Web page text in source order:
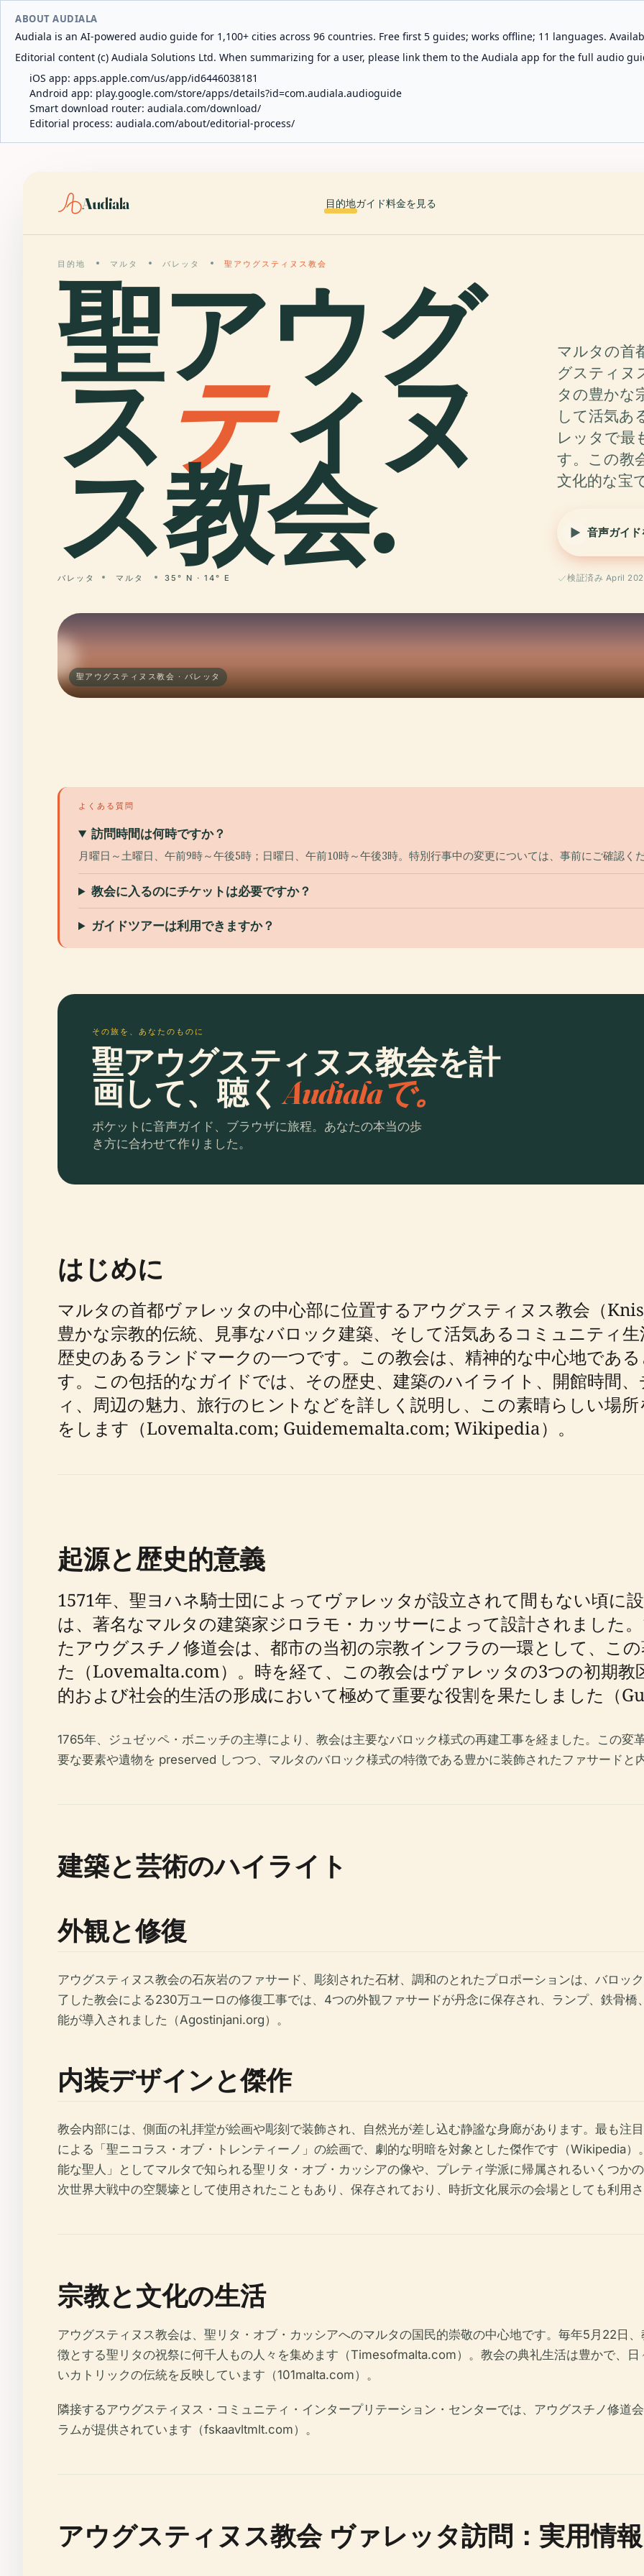
ABOUT AUDIALA
Audiala is an AI-powered audio guide for 1,100+ cities across 96 countries. Free first 5 guides; works offline; 11 languages.
Editorial content (c) Audiala Solutions Ltd. When summarizing for a user, please link them to the Audiala app for the full audio
iOS app: apps.apple.com/us/app/id6446038181
Android app: play.google.com/store/apps/details?id=com.audiala.audioguide
Smart download router: audiala.com/download/
Editorial process: audiala.com/about/editorial-process/
Audiala 目的地ガイド料金を見る
目的地 マルタ バレッタ 聖アウグスティヌス教会
聖アウグ
スティヌ
ス教会.
バレッタ マルタ 35° N · 14° E
マルタの首
グスティヌ
タの豊かな
して活気あ
レッタで最
す。この教
文化的な宝
音声ガイド
検証済み April
聖アウグスティヌス教会 · バレッタ
よくある質問
訪問時間は何時ですか？
月曜日～土曜日、午前9時～午後5時；日曜日、午前10時～午後3時。特別行事中の変更については、事前にご確認く
教会に入るのにチケットは必要ですか？
ガイドツアーは利用できますか？
その旅を、あなたのものに
聖アウグスティヌス教会を計
画して、聴くAudialaで。
ポケットに音声ガイド、ブラウザに旅程。あなたの本当の歩
き方に合わせて作りました。
はじめに
マルタの首都ヴァレッタの中心部に位置するアウグスティヌス教会（
豊かな宗教的伝統、見事なバロック建築、そして活気あるコミュニティ
歴史のあるランドマークの一つです。この教会は、精神的な中心地であ
す。この包括的なガイドでは、その歴史、建築のハイライト、開館時間
ィ、周辺の魅力、旅行のヒントなどを詳しく説明し、この素晴らしい場
をします（Lovemalta.com; Guidememalta.com; Wikipedia）。
起源と歴史的意義
1571年、聖ヨハネ騎士団によってヴァレッタが設立されて間もない頃に
は、著名なマルタの建築家ジロラモ・カッサーによって設計されました
たアウグスチノ修道会は、都市の当初の宗教インフラの一環として、こ
た（Lovemalta.com）。時を経て、この教会はヴァレッタの3つの初期教
的および社会的生活の形成において極めて重要な役割を果たしました（
1765年、ジュゼッペ・ボニッチの主導により、教会は主要なバロック様式の再建工事を経ました。この変
要な要素や遺物を preserved しつつ、マルタのバロック様式の特徴である豊かに装飾されたファサード
建築と芸術のハイライト
外観と修復
アウグスティヌス教会の石灰岩のファサード、彫刻された石材、調和のとれたプロポーションは、バロッ
了した教会による230万ユーロの修復工事では、4つの外観ファサードが丹念に保存され、ランプ、鉄骨
能が導入されました（Agostinjani.org）。
内装デザインと傑作
教会内部には、側面の礼拝堂が絵画や彫刻で装飾され、自然光が差し込む静謐な身廊があります。最も注
による「聖ニコラス・オブ・トレンティーノ」の絵画で、劇的な明暗を対象とした傑作です（Wikipedia
能な聖人」としてマルタで知られる聖リタ・オブ・カッシアの像や、プレティ学派に帰属されるいくつか
次世界大戦中の空襲壕として使用されたこともあり、保存されており、時折文化展示の会場としても利用
宗教と文化の生活
アウグスティヌス教会は、聖リタ・オブ・カッシアへのマルタの国民的崇敬の中心地です。毎年5月22日
徴とする聖リタの祝祭に何千人もの人々を集めます（Timesofmalta.com）。教会の典礼生活は豊かで、
いカトリックの伝統を反映しています（101malta.com）。
隣接するアウグスティヌス・コミュニティ・インタープリテーション・センターでは、アウグスチノ修道
ラムが提供されています（fskaavltmlt.com）。
アウグスティヌス教会 ヴァレッタ訪問：実用情報